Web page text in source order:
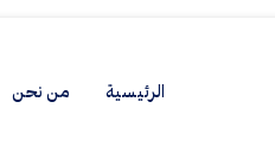
الرئيسية من نحن